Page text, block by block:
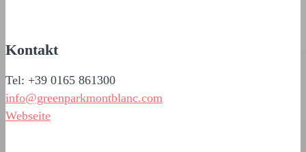
Kontakt
Tel: +39 0165 861300
info@greenparkmontblanc.com
Webseite